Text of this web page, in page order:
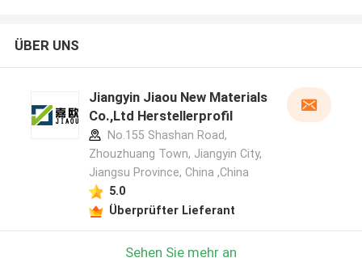
ÜBER UNS
Jiangyin Jiaou New Materials
Co.,Ltd Herstellerprofil
No.155 Shashan Road,
Zhouzhuang Town, Jiangyin City,
Jiangsu Province, China ,China
5.0
Überprüfter Lieferant
Sehen Sie mehr an